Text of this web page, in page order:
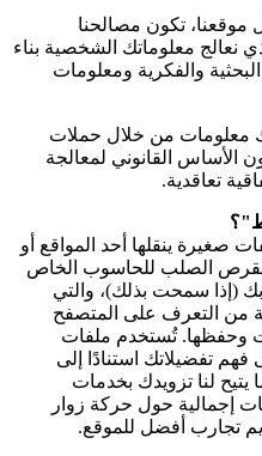
تكون مصالحنا
نعالج معلوماتك الشخصية بناء
والفكرية ومعلومات
معلومات من خلال حملات
الأساس القانوني لمعالجة
تعاقدية.
صغيرة ينقلها أحد المواقع أو
الصلب للحاسوب الخاص
(إذا سمحت بذلك)، والتي
من التعرف على المتصفح
وحفظها. تُستخدم ملفات
فهم تفضيلاتك استنادًا إلى
يتيح لنا تزويدك بخدمات
إجمالية حول حركة زوار
تجارب أفضل للموقع.